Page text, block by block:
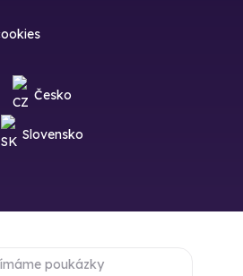
Česko
Slovensko
poukázky